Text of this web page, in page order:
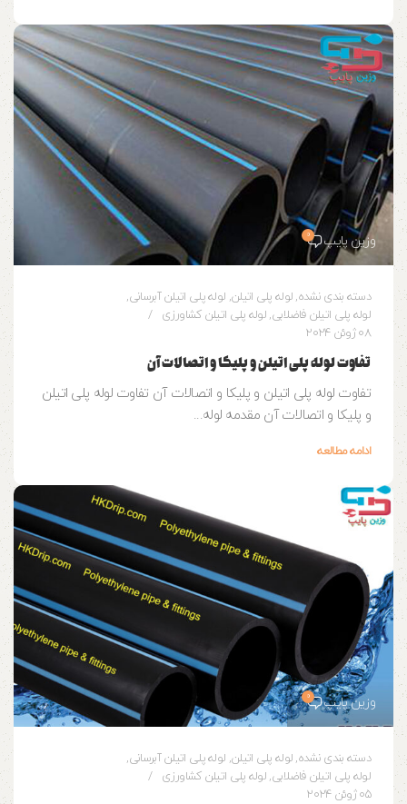
وزین پایپ 0
دسته بندی نشده, لوله پلی اتیلن, لوله پلی اتیلن آبرسانی,
لوله پلی اتیلن فاضلابی, لوله پلی اتیلن کشاورزی
08 ژوئن 2024
تفاوت لوله پلی اتیلن و پلیکا و اتصالات آن
تفاوت لوله پلی اتیلن و پلیکا و اتصالات آن تفاوت لوله پلی اتیلن
و پلیکا و اتصالات آن مقدمه لوله‌...
ادامه مطالعه
وزین پایپ 0
دسته بندی نشده, لوله پلی اتیلن, لوله پلی اتیلن آبرسانی,
لوله پلی اتیلن فاضلابی, لوله پلی اتیلن کشاورزی
05 ژوئن 2024